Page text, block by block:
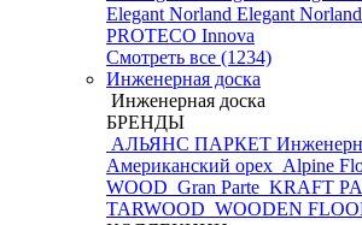
Elegant Norland Elegant
PROTECO Innova
Смотреть все (1234)
Инженерная доска
Инженерная доска
БРЕНДЫ
АЛЬЯНС ПАРКЕТ
Американский орех Alpine
WOOD Gran Parte KRAFT
TARWOOD WOODEN